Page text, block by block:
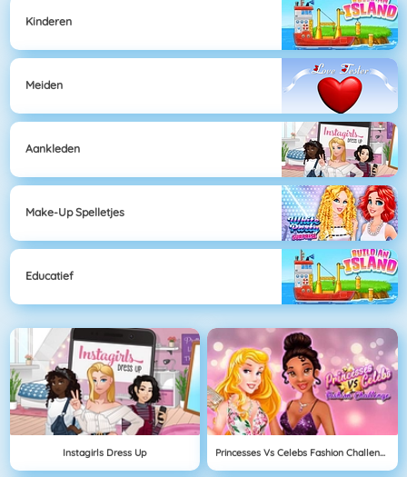
Kinderen
Meiden
Aankleden
Make-Up Spelletjes
Educatief
Instagirls Dress Up Princesses Vs Celebs Fashion Challenge